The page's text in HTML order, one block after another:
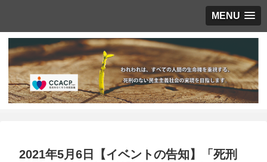
MENU
2021年5月6日【イベントの告知】「死刑